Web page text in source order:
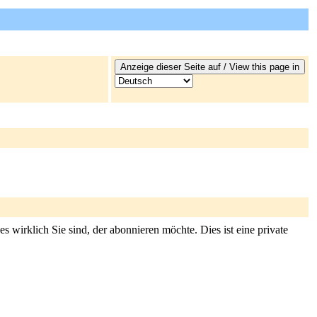
wirklich Sie sind, der abonnieren möchte. Dies ist eine private